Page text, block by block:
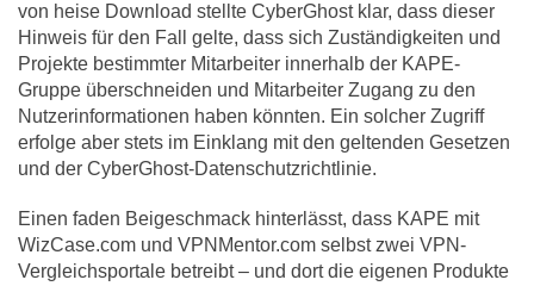
von heise Download stellte CyberGhost klar, dass dieser
Hinweis für den Fall gelte, dass sich Zuständigkeiten und
Projekte bestimmter Mitarbeiter innerhalb der KAPE-
Gruppe überschneiden und Mitarbeiter Zugang zu den
Nutzerinformationen haben könnten. Ein solcher Zugriff
erfolge aber stets im Einklang mit den geltenden Gesetzen
und der CyberGhost-Datenschutzrichtlinie.
Einen faden Beigeschmack hinterlässt, dass KAPE mit
WizCase.com und VPNMentor.com selbst zwei VPN-
Vergleichsportale betreibt – und dort die eigenen Produkte